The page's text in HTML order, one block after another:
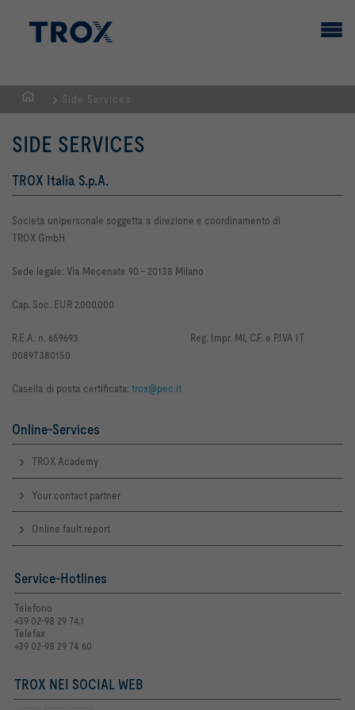
Homepage
Side Services
SIDE SERVICES
TROX Italia S.p.A.
Società unipersonale soggetta a direzione e coordinamento di
TROX GmbH
Sede legale: Via Mecenate 90 -20138 Milano
Cap. Soc. EUR 2.000.000
R.E.A. n. 659693 Reg. Impr. MI, C.F. e P.IVA IT
00897380150
Casella di posta certificata: trox@pec.it
Online-Services
TROX Academy
Your contact partner
Online fault report
Service-Hotlines
Telefono
+39 02-98 29 74.1
Telefax
+39 02-98 29 74 60
TROX NEI SOCIAL WEB